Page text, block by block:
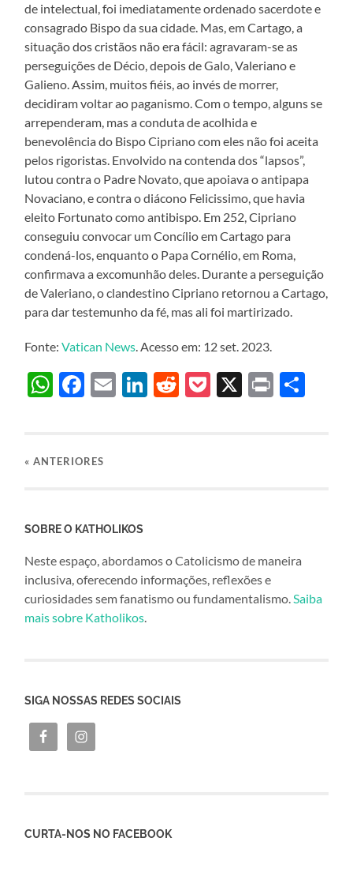
de intelectual, foi imediatamente ordenado sacerdote e
consagrado Bispo da sua cidade. Mas, em Cartago, a
situação dos cristãos não era fácil: agravaram-se as
perseguições de Décio, depois de Galo, Valeriano e
Galieno. Assim, muitos fiéis, ao invés de morrer,
decidiram voltar ao paganismo. Com o tempo, alguns se
arrependeram, mas a conduta de acolhida e
benevolência do Bispo Cipriano com eles não foi aceita
pelos rigoristas. Envolvido na contenda dos “lapsos”,
lutou contra o Padre Novato, que apoiava o antipapa
Novaciano, e contra o diácono Felicissimo, que havia
eleito Fortunato como antibispo. Em 252, Cipriano
conseguiu convocar um Concílio em Cartago para
condená-los, enquanto o Papa Cornélio, em Roma,
confirmava a excomunhão deles. Durante a perseguição
de Valeriano, o clandestino Cipriano retornou a Cartago,
para dar testemunho da fé, mas ali foi martirizado.
Fonte:Vatican News. Acesso em: 12 set. 2023.
WhatsApp
Facebook
EmailLinkedIn
Reddit
Pocket
X Print
«ANTERIORES
SOBRE O KATHOLIKOS
Neste espaço, abordamos o Catolicismo de maneira
inclusiva, oferecendo informações, reflexões e
curiosidades sem fanatismo ou fundamentalismo.Saiba
mais sobre Katholikos.
SIGA NOSSAS REDES SOCIAIS
CURTA-NOS NO FACEBOOK